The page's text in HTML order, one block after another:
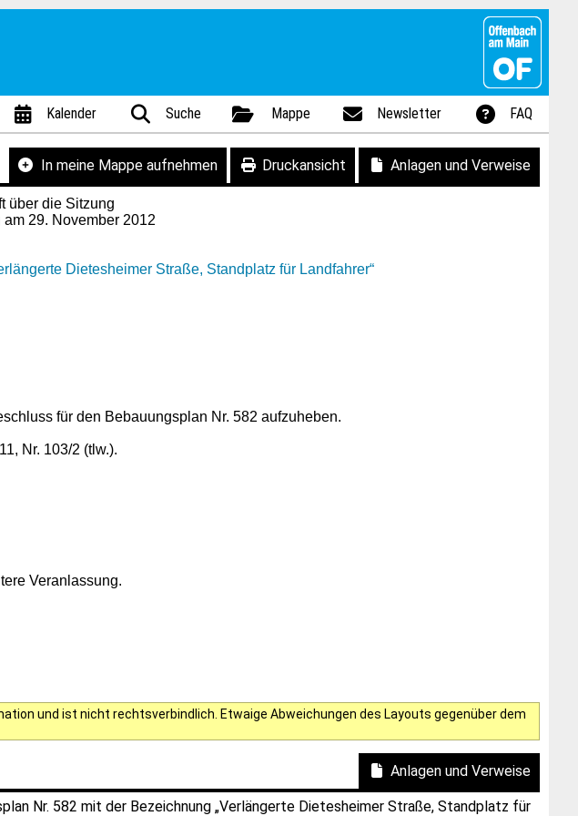
Kalender Suche Mappe Newsletter FAQ
In meine Mappe aufnehmen Druckansicht Anlagen und Verweise
über die Sitzung
29. November 2012
Dietesheimer Straße, Standplatz für Landfahrer“
für den Bebauungsplan Nr. 582 aufzuheben.
Nr. 103/2 (tlw.).
Veranlassung.
und ist nicht rechtsverbindlich. Etwaige Abweichungen des Layouts gegenüber dem
Anlagen und Verweise
Nr. 582 mit der Bezeichnung „Verlängerte Dietesheimer Straße, Standplatz für